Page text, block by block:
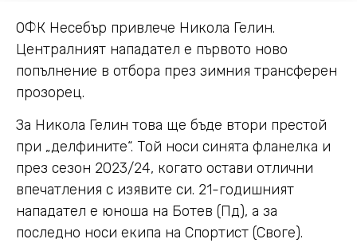
ОФК Несебър привлече Никола Гелин.
Централният нападател е първото ново
попълнение в отбора през зимния трансферен
прозорец.
За Никола Гелин това ще бъде втори престой
при „делфините“. Той носи синята фланелка и
през сезон 2023/24, когато остави отлични
впечатления с изявите си. 21-годишният
нападател е юноша на Ботев (Пд), а за
последно носи екипа на Спортист (Своге).